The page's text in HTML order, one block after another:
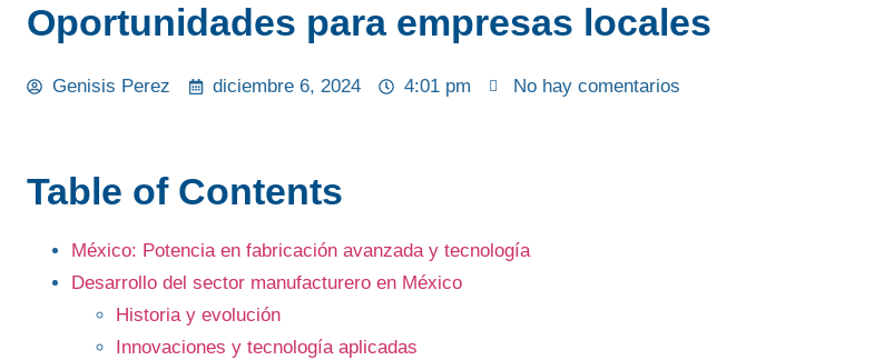
Oportunidades para empresas locales
Genisis Perez diciembre 6, 2024 4:01 pm No hay comentarios
Table of Contents
México: Potencia en fabricación avanzada y tecnología
Desarrollo del sector manufacturero en México
Historia y evolución
Innovaciones y tecnología aplicadas